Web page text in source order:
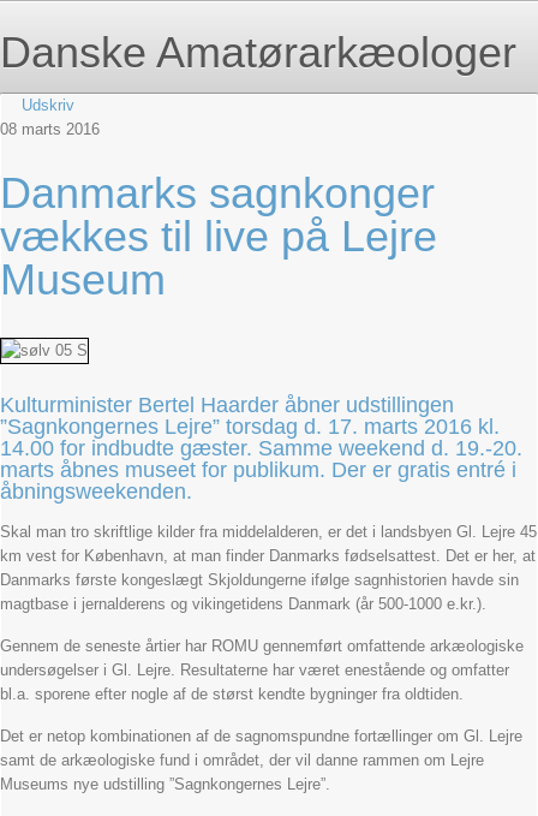
Danske Amatørarkæologer
Udskriv
08 marts 2016
Danmarks sagnkonger
vækkes til live på Lejre
Museum
Kulturminister Bertel Haarder åbner udstillingen
”Sagnkongernes Lejre” torsdag d. 17. marts 2016 kl.
14.00 for indbudte gæster. Samme weekend d. 19.-20.
marts åbnes museet for publikum. Der er gratis entré i
åbningsweekenden.
Skal man tro skriftlige kilder fra middelalderen, er det i landsbyen Gl. Lejre 45
km vest for København, at man finder Danmarks fødselsattest. Det er her, at
Danmarks første kongeslægt Skjoldungerne ifølge sagnhistorien havde sin
magtbase i jernalderens og vikingetidens Danmark (år 500-1000 e.kr.).
Gennem de seneste årtier har ROMU gennemført omfattende arkæologiske
undersøgelser i Gl. Lejre. Resultaterne har været enestående og omfatter
bl.a. sporene efter nogle af de størst kendte bygninger fra oldtiden.
Det er netop kombinationen af de sagnomspundne fortællinger om Gl. Lejre
samt de arkæologiske fund i området, der vil danne rammen om Lejre
Museums nye udstilling ”Sagnkongernes Lejre”.